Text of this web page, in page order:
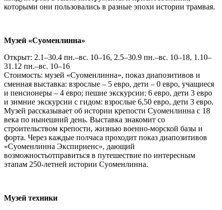
которыми они пользовались в разные эпохи истории трамвая.
Музей «Суоменлинна»
Открыт: 2.1–30.4 пн.–вс. 10–16, 2.5–30.9 пн.–вс. 10–18, 1.10–
31.12 пн.–вс. 10–16
Стоимость: музей «Суоменлинна», показ диапозитивов и
сменная выставка: взрослые – 5 евро, дети – 0 евро, учащиеся
и пенсионеры – 4 евро; пешие экскурсии: 6 евро, дети 3 евро
и зимние экскурсии с гидом: взрослые 6,50 евро, дети 3 евро.
Музей рассказывает об истории крепости Суоменлинна с 18
века по нынешний день. Выставка знакомит со
строительством крепости, жизнью военно-морской базы и
форта. Через каждые полчаса проходит показ диапозитивов
«Суоменлинна Экспириенс», дающий
возможностьотправиться в путешествие по интересным
этапам 250-летней истории Суоменлинна.
Музей техники